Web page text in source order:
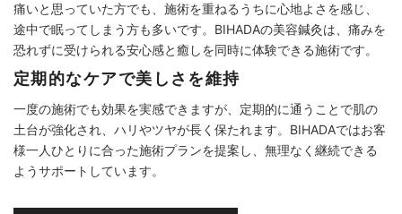
痛いと思っていた方でも、施術を重ねるうちに心地よさを感じ、
途中で眠ってしまう方も多いです。BIHADAの美容鍼灸は、痛みを
恐れずに受けられる安心感と癒しを同時に体験できる施術です。
定期的なケアで美しさを維持
一度の施術でも効果を実感できますが、定期的に通うことで肌の
土台が強化され、ハリやツヤが長く保たれます。BIHADAではお客
様一人ひとりに合った施術プランを提案し、無理なく継続できる
ようサポートしています。